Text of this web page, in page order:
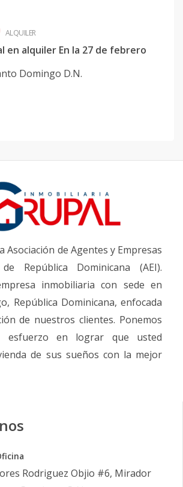
ALQUILER
en alquiler En la 27 de febrero
Domingo D.N.
Asociación de Agentes y Empresas
República Dominicana (AEI).
inmobiliaria con sede en
República Dominicana, enfocada
de nuestros clientes. Ponemos
esfuerzo en lograr que usted
de sus sueños con la mejor
Rodriguez Objio #6, Mirador